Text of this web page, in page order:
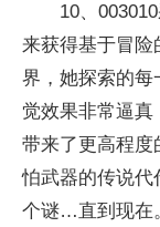
10、
来获得基于冒险
界，她探索的每
觉效果非常逼真
带来了更高程度
怕武器的传说代
个谜…直到现在